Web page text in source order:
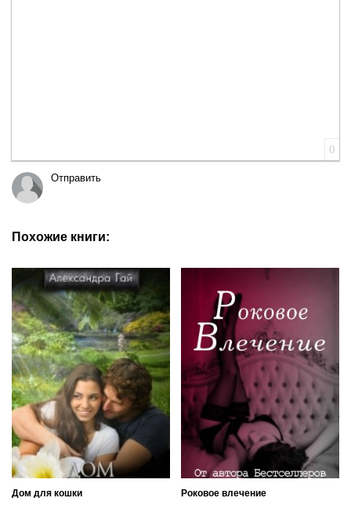
0
Отправить
Похожие книги:
Дом для кошки Роковое влечение